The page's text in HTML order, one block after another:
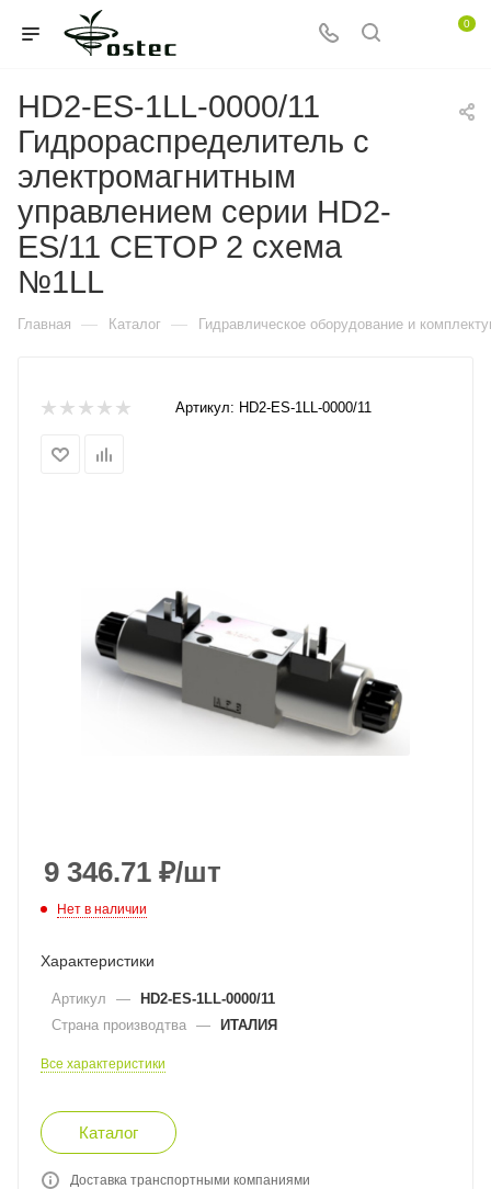
0
HD2-ES-1LL-0000/11
Гидрораспределитель с
электромагнитным
управлением серии HD2-
ES/11 CETOP 2 схема
№1LL
Главная — Каталог — Гидравлическое оборудование и
Артикул: HD2-ES-1LL-0000/11
9 346.71 ₽/шт
Нет в наличии
Характеристики
Артикул — HD2-ES-1LL-0000/11
Страна производтва — ИТАЛИЯ
Все характеристики
Каталог
Доставка транспортными компаниями